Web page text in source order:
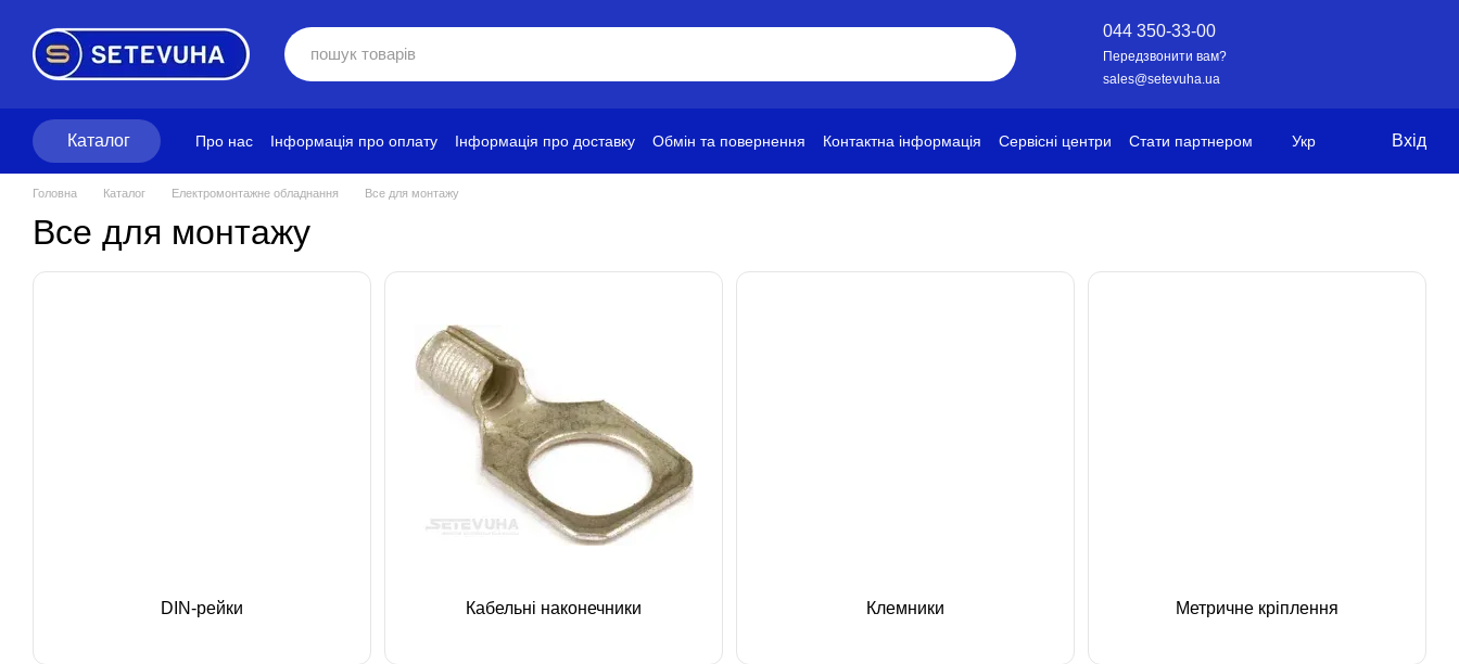
044 350-33-00
Передзвонити вам?
sales@setevuha.ua
Каталог Про нас Інформація про оплату Інформація про доставку Обмін та повернення Контактна інформація Сервісні центри
Стати партнером
Укр Вхід
Головна Каталог Електромонтажне обладнання Все для монтажу
Все для монтажу
DIN-рейки Кабельні наконечники Клемники Метричне кріплення